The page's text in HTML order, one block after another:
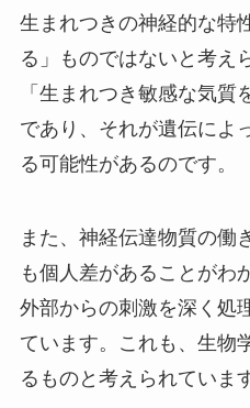
生まれつきの神経的な特
る」ものではないと考え
「生まれつき敏感な気
であり、それが遺伝によ
る可能性があるのです。
また、神経伝達物質の働
も個人差があることがわ
外部からの刺激を深く処
ています。これも、生物
るものと考えられていま